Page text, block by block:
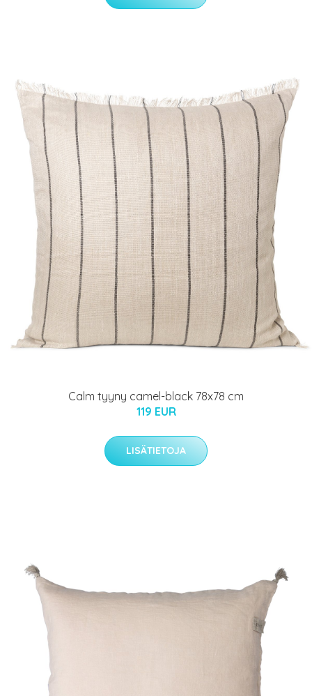
Calm tyyny camel-black 78x78 cm
119 EUR
LISÄTIETOJA